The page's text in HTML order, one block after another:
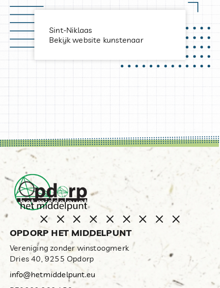
Sint-Niklaas
Bekijk website kunstenaar
OPDORP HET MIDDELPUNT
Vereniging zonder winstoogmerk
Dries 40, 9255 Opdorp
info@hetmiddelpunt.eu